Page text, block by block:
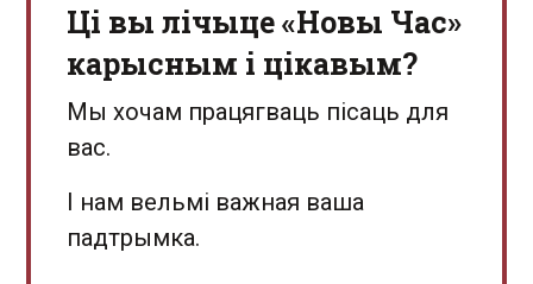
Ці вы лічыце «Новы Час»
карысным і цікавым?
Мы хочам працягваць пісаць для
вас.
І нам вельмі важная ваша
падтрымка.